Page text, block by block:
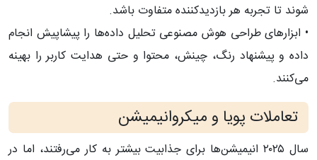
شوند تا تجربه هر بازدیدکننده متفاوت باشد.
• ابزارهای طراحی هوش مصنوعی تحلیل داده‌ها را پیشاپیش انجام
داده و پیشنهاد رنگ، چینش، محتوا و حتی هدایت کاربر را بهینه
می‌کنند.
تعاملات پویا و میکروانیمیشن
سال ۲۰۲۵ انیمیشن‌ها برای جذابیت بیشتر به کار می‌رفتند، اما در